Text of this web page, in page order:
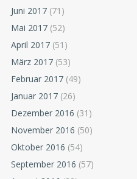
Juni 2017 (71)
Mai 2017 (52)
April 2017 (51)
März 2017 (53)
Februar 2017 (49)
Januar 2017 (26)
Dezember 2016 (31)
November 2016 (50)
Oktober 2016 (54)
September 2016 (57)